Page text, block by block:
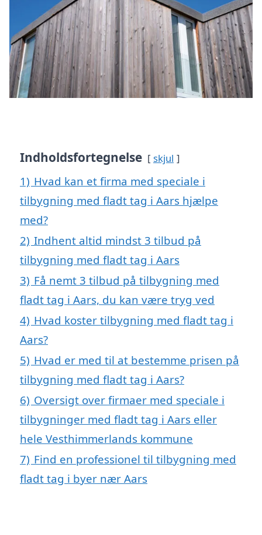
Indholdsfortegnelse skjul
1) Hvad kan et firma med speciale i
tilbygning med fladt tag i Aars hjælpe
med?
2) Indhent altid mindst 3 tilbud på
tilbygning med fladt tag i Aars
3) Få nemt 3 tilbud på tilbygning med
fladt tag i Aars, du kan være tryg ved
4) Hvad koster tilbygning med fladt tag i
Aars?
5) Hvad er med til at bestemme prisen på
tilbygning med fladt tag i Aars?
6) Oversigt over firmaer med speciale i
tilbygninger med fladt tag i Aars eller
hele Vesthimmerlands kommune
7) Find en professionel til tilbygning med
fladt tag i byer nær Aars